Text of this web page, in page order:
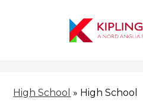
to
Campus
High School » High School